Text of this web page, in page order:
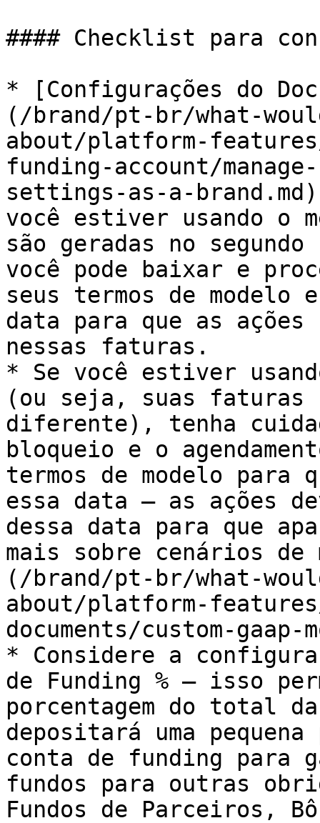
#### Checklist para
* [Configurações do
(/brand/pt-br/what-
about/platform-
funding-account/
settings-as-a-
você estiver usando o
são geradas no
você pode baixar e
seus termos de modelo
data para que as ações
nessas faturas.
* Se você estiver
(ou seja, suas faturas
diferente), tenha
bloqueio e o
termos de modelo para
essa data — as ações
dessa data para que
mais sobre cenários de
(/brand/pt-br/what-
about/platform-
documents/custom-
* Considere a
de Funding % — isso
porcentagem do total
depositará uma
conta de funding para
fundos para outras
Fundos de Parceiros,